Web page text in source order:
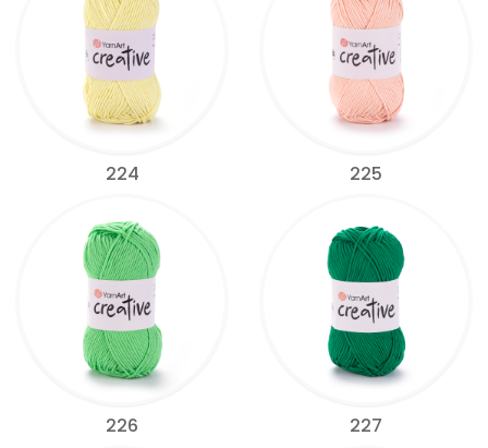
224 225
226 227